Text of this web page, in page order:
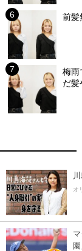
前
梅
だ髪
オ
園